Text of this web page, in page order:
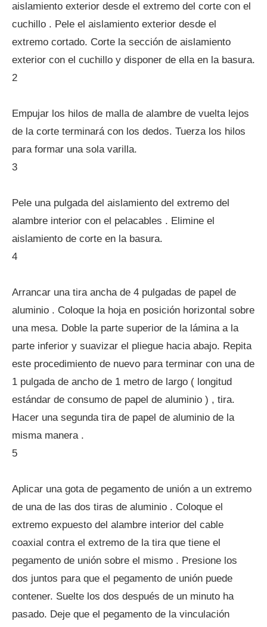
aislamiento exterior desde el extremo del corte con el
cuchillo . Pele el aislamiento exterior desde el
extremo cortado. Corte la sección de aislamiento
exterior con el cuchillo y disponer de ella en la basura.
2
Empujar los hilos de malla de alambre de vuelta lejos
de la corte terminará con los dedos. Tuerza los hilos
para formar una sola varilla.
3
Pele una pulgada del aislamiento del extremo del
alambre interior con el pelacables . Elimine el
aislamiento de corte en la basura.
4
Arrancar una tira ancha de 4 pulgadas de papel de
aluminio . Coloque la hoja en posición horizontal sobre
una mesa. Doble la parte superior de la lámina a la
parte inferior y suavizar el pliegue hacia abajo. Repita
este procedimiento de nuevo para terminar con una de
1 pulgada de ancho de 1 metro de largo ( longitud
estándar de consumo de papel de aluminio ) , tira.
Hacer una segunda tira de papel de aluminio de la
misma manera .
5
Aplicar una gota de pegamento de unión a un extremo
de una de las dos tiras de aluminio . Coloque el
extremo expuesto del alambre interior del cable
coaxial contra el extremo de la tira que tiene el
pegamento de unión sobre el mismo . Presione los
dos juntos para que el pegamento de unión puede
contener. Suelte los dos después de un minuto ha
pasado. Deje que el pegamento de la vinculación